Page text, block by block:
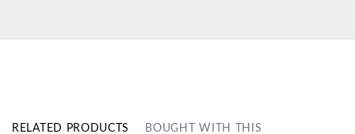
RELATED PRODUCTS BOUGHT WITH THIS